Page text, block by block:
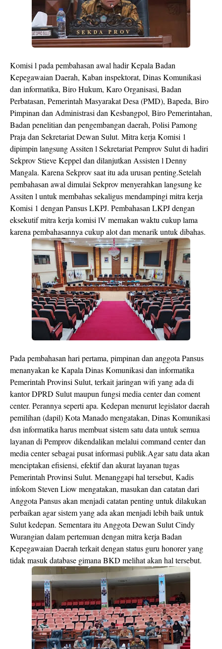
Komisi l pada pembahasan awal hadir Kepala Badan
Kepegawaian Daerah, Kaban inspektorat, Dinas Komunikasi
dan informatika, Biro Hukum, Karo Organisasi, Badan
Perbatasan, Pemerintah Masyarakat Desa (PMD), Bapeda, Biro
Pimpinan dan Administrasi dan Kesbangpol, Biro Pemerintahan,
Badan penelitian dan pengembangan daerah, Polisi Pamong
Praja dan Sekretariat Dewan Sulut. Mitra kerja Komisi 1
dipimpin langsung Assiten l Sekretariat Pemprov Sulut di hadiri
Sekprov Stieve Keppel dan dilanjutkan Assisten l Denny
Mangala. Karena Sekprov saat itu ada urusan penting.Setelah
pembahasan awal dimulai Sekprov menyerahkan langsung ke
Assiten l untuk membahas sekaligus mendampingi mitra kerja
Komisi 1 dengan Pansus LKPJ. Pembahasan LKPJ dengan
eksekutif mitra kerja komisi lV memakan waktu cukup lama
karena pembahasannya cukup alot dan menarik untuk dibahas.
Pada pembahasan hari pertama, pimpinan dan anggota Pansus
menanyakan ke Kapala Dinas Komunikasi dan informatika
Pemerintah Provinsi Sulut, terkait jaringan wifi yang ada di
kantor DPRD Sulut maupun fungsi media center dan coment
center. Perannya seperti apa. Kedepan menurut legislator daerah
pemilihan (dapil) Kota Manado mengatakan, Dinas Komunikasi
dsn informatika harus membuat sistem satu data untuk semua
layanan di Pemprov dikendalikan melalui command center dan
media center sebagai pusat informasi publik.Agar satu data akan
menciptakan efisiensi, efektif dan akurat layanan tugas
Pemerintah Provinsi Sulut. Menanggapi hal tersebut, Kadis
infokom Steven Liow mengatakan, masukan dan catatan dari
Anggota Pansus akan menjadi catatan penting untuk dilakukan
perbaikan agar sistem yang ada akan menjadi lebih baik untuk
Sulut kedepan. Sementara itu Anggota Dewan Sulut Cindy
Wurangian dalam pertemuan dengan mitra kerja Badan
Kepegawaian Daerah terkait dengan status guru honorer yang
tidak masuk database gimana BKD melihat akan hal tersebut.